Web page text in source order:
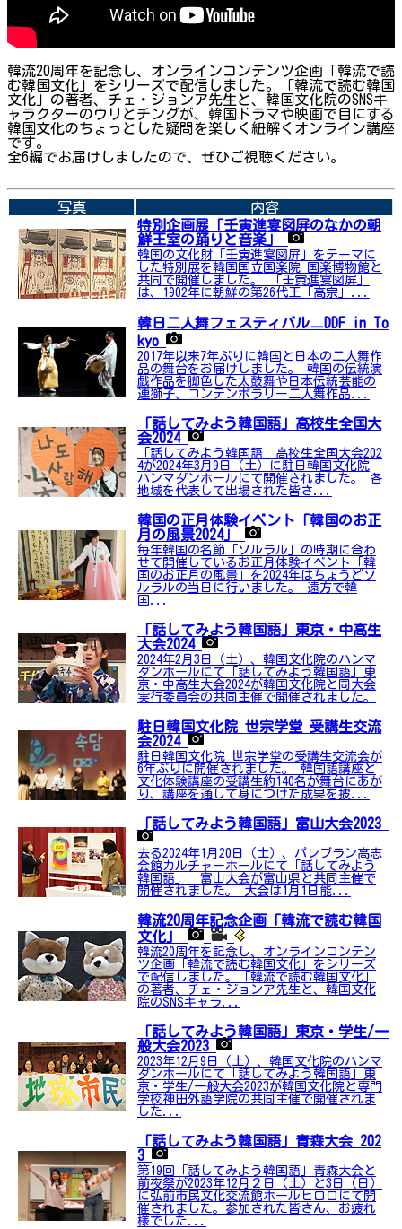
韓流20周年を記念し、オンラインコンテンツ企画「韓流で読
む韓国文化」をシリーズで配信しました。「韓流で読む韓国
文化」の著者、チェ・ジョンア先生と、韓国文化院のSNSキ
ャラクターのウリとチングが、韓国ドラマや映画で目にする
韓国文化のちょっとした疑問を楽しく紐解くオンライン講座
です。
全6編でお届けしましたので、ぜひご視聴ください。
写真
内容
特別企画展「壬寅進宴図屏のなかの朝
鮮王室の踊りと音楽」
韓国の文化財「壬寅進宴図屏」をテーマに
した特別展を韓国国立国楽院 国楽博物館と
共同で開催しました。 「壬寅進宴図屏」
は、1902年に朝鮮の第26代王「高宗」...
韓日二人舞フェスティバルㅡDDF in To
kyo
2017年以来7年ぶりに韓国と日本の二人舞作
品の舞台をお届けしました。 韓国の伝統演
戯作品を脚色した太鼓舞や日本伝統芸能の
連獅子、コンテンポラリー二人舞作品...
「話してみよう韓国語」高校生全国大
会2024
「話してみよう韓国語」高校生全国大会202
4が2024年3月9日（土）に駐日韓国文化院
ハンマダンホールにて開催されました。 各
地域を代表して出場された皆さ...
韓国の正月体験イベント「韓国のお正
月の風景2024」
毎年韓国の名節「ソルラル」の時期に合わ
せて開催しているお正月体験イベント「韓
国のお正月の風景」を2024年はちょうどソ
ルラルの当日に行いました。 遠方で韓
国...
「話してみよう韓国語」東京・中高生
大会2024
2024年2月3日（土）、韓国文化院のハンマ
ダンホールにて「話してみよう韓国語」東
京・中高生大会2024が韓国文化院と同大会
実行委員会の共同主催で開催されました。
駐日韓国文化院 世宗学堂 受講生交流
会2024
駐日韓国文化院 世宗学堂の受講生交流会が
6年ぶりに開催されました。 韓国語講座と
文化体験講座の受講生約140名が舞台にあが
り、講座を通して身につけた成果を披...
「話してみよう韓国語」富山大会2023
去る2024年1月20日（土）、パレブラン高志
会館カルチャーホールにて「話してみよう
韓国語」 富山大会が富山県と共同主催で
開催されました。 大会は1月1日能...
韓流20周年記念企画「韓流で読む韓国
文化」
韓流20周年を記念し、オンラインコンテン
ツ企画「韓流で読む韓国文化」をシリーズ
で配信しました。「韓流で読む韓国文化」
の著者、チェ・ジョンア先生と、韓国文化
院のSNSキャラ...
「話してみよう韓国語」東京・学生/一
般大会2023
2023年12月9日（土）、韓国文化院のハンマ
ダンホールにて「話してみよう韓国語」東
京・学生/一般大会2023が韓国文化院と専門
学校神田外語学院の共同主催で開催されま
した...
「話してみよう韓国語」青森大会 202
3
第19回「話してみよう韓国語」青森大会と
前夜祭が2023年12月２日（土）と3日（日）
に弘前市民文化交流館ホールヒロロにて開
催されました。参加された皆さん、お疲れ
様でした...